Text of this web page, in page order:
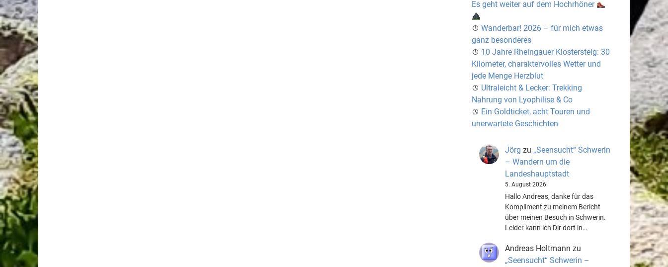
Es geht weiter auf dem Hochrhöner
Wanderbar! 2026 – für mich etwas
ganz besonderes
10 Jahre Rheingauer Klostersteig: 30
Kilometer, charaktervolles Wetter und
jede Menge Herzblut
Ultraleicht & Lecker: Trekking
Nahrung von Lyophilise & Co
Ein Goldticket, acht Touren und
unerwartete Geschichten
Jörg zu „Seensucht“ Schwerin
– Wandern um die
Landeshauptstadt
5. August 2026
Hallo Andreas, danke für das
Kompliment zu meinem Bericht
über meinen Besuch in Schwerin.
Leider kann ich Dir dort in…
Andreas Holtmann zu
„Seensucht“ Schwerin –